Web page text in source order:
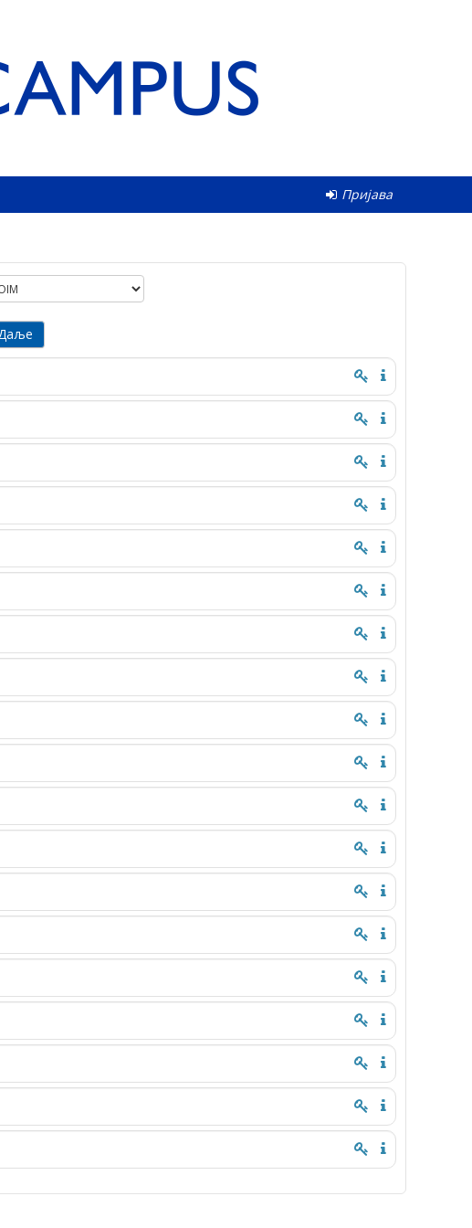
Пријава